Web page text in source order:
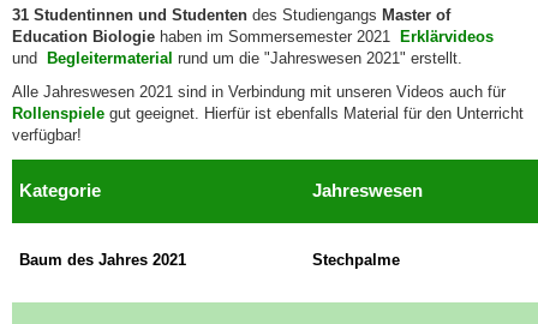
31 Studentinnen und Studenten des Studiengangs Master of
Education Biologie haben im Sommersemester 2021
Erklärvideos
und
Begleitermaterial rund um die "Jahreswesen 2021" erstellt.
Alle Jahreswesen 2021 sind in Verbindung mit unseren Videos auch für
Rollenspiele gut geeignet. Hierfür ist ebenfalls Material für den Unterricht
verfügbar!
Kategorie Jahreswesen
Baum des Jahres 2021 Stechpalme